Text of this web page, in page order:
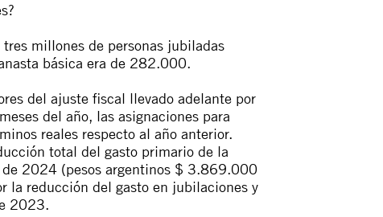
millones de personas jubiladas
básica era de 282.000.
del ajuste fiscal llevado adelante por
del año, las asignaciones para
reales respecto al año anterior.
total del gasto primario de la
2024 (pesos argentinos $ 3.869.000
reducción del gasto en jubilaciones y
2023.